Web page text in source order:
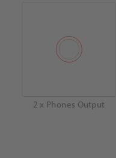
2 x Phones Output